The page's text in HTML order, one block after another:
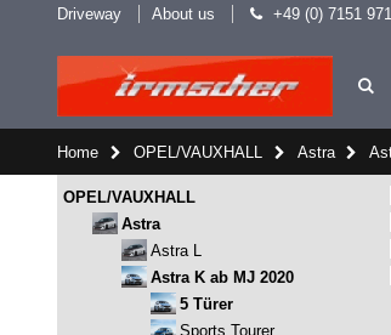
Driveway About us +49 (0) 7151
Home OPEL/VAUXHALL Astra
OPEL/VAUXHALL
Astra
Astra L
Astra K ab MJ 2020
5 Türer
Sports Tourer